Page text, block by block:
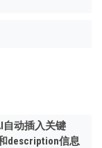
自动插入关键
description信息